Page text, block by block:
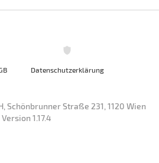
Datenschutzerklärung
Schönbrunner Straße 231, 1120 Wien
Version 1.17.4